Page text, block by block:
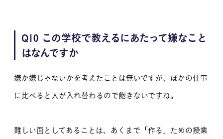
サイトマップ
Q10 この学校で教えるにあたって嫌なこと
はなんですか
嫌か嫌じゃないかを考えたことは無いですが、ほかの仕事
に比べると人が入れ替わるので飽きないですね。
難しい面としてあることは、あくまで「作る」ための授業